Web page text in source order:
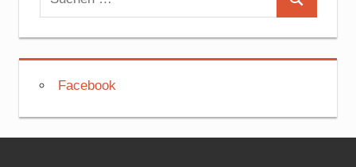
nach:
Suchen
Facebook